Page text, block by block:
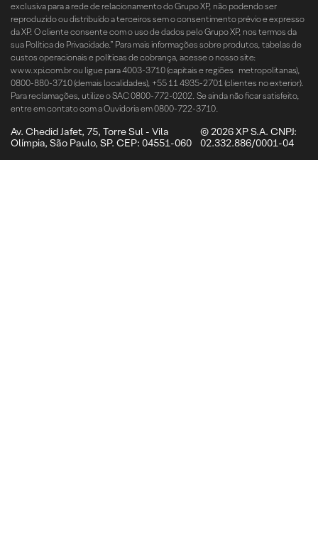
exclusiva para a rede de relacionamento do Grupo XP, não podendo ser
reproduzido ou distribuído a terceiros sem o consentimento prévio e expresso
da XP. O cliente consente com o uso de dados pelo Grupo XP, nos termos da
sua Política de Privacidade.” Para mais informações sobre produtos, tabelas de
custos operacionais e políticas de cobrança, acesse o nosso site:
www.xpi.com.br ou ligue para 4003-3710 (capitais e regiões metropolitanas),
0800-880-3710 (demais localidades), +55 11 4935-2701 (clientes no exterior).
Para reclamações, utilize o SAC 0800-772-0202. Se ainda não ficar satisfeito,
entre em contato com a Ouvidoria em 0800-722-3710.
Av. Chedid Jafet, 75, Torre Sul - Vila
Olímpia, São Paulo, SP. CEP: 04551-060
© 2026 XP S.A. CNPJ:
02.332.886/0001-04